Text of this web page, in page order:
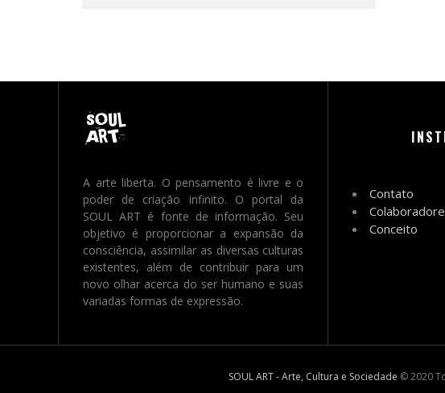
A arte liberta. O pensamento é livre e o
poder de criação infinito. O portal da
SOUL ART é fonte de informação. Seu
objetivo é proporcionar a expansão da
consciência, assimilar as diversas culturas
existentes, além de contribuir para um
novo olhar acerca do ser humano e suas
variadas formas de expressão.
Contato
Conceito
SOUL ART - Arte, Cultura e Sociedade © 2020